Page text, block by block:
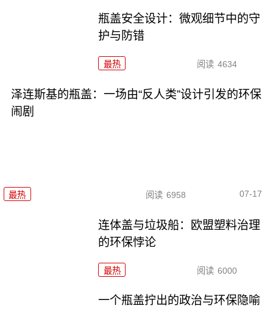
瓶盖安全设计：微观细节中的守
护与防错
最热 阅读 4634
泽连斯基的瓶盖：一场由“反人类”设计引发的环保
闹剧
最热 阅读 6958 07-17
连体盖与垃圾船：欧盟塑料治理
的环保悖论
最热 阅读 6000
一个瓶盖拧出的政治与环保隐喻